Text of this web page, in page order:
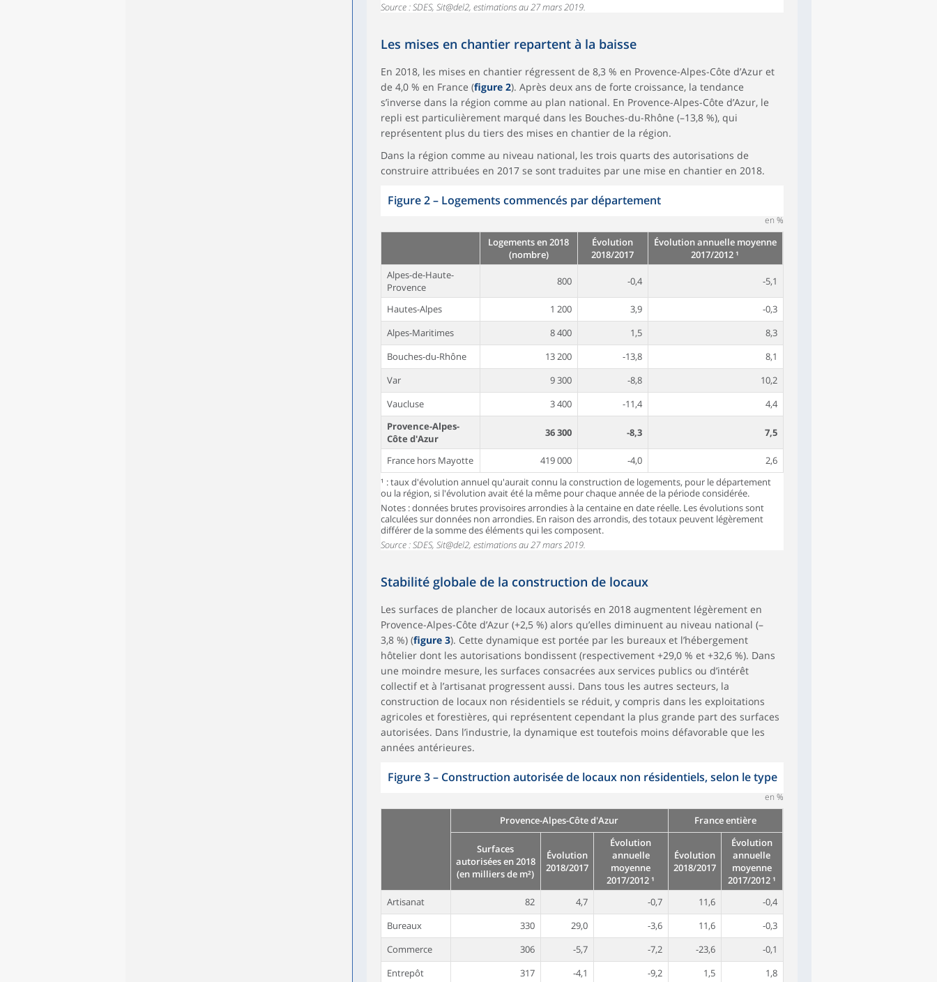
Source : SDES, Sit@del2, estimations au 27 mars 2019.
Les mises en chantier repartent à la baisse
En 2018, les mises en chantier régressent de 8,3 % en Provence-Alpes-Côte d’Azur et
de 4,0 % en France (figure 2). Après deux ans de forte croissance, la tendance
s’inverse dans la région comme au plan national. En Provence-Alpes-Côte d’Azur, le
repli est particulièrement marqué dans les Bouches-du-Rhône (–13,8 %), qui
représentent plus du tiers des mises en chantier de la région.
Dans la région comme au niveau national, les trois quarts des autorisations de
construire attribuées en 2017 se sont traduites par une mise en chantier en 2018.
Figure 2– Logements commencés par département
en %
Logements en 2018
(nombre)
Évolution
2018/2017
Évolution annuelle moyenne
2017/2012 ¹
Alpes-de-Haute-
Provence
800 -0,4 -5,1
Hautes-Alpes 1 200 3,9
-0,3
Alpes-Maritimes
8 400 1,5
8,3
Bouches-du-Rhône
13 200 -13,8
8,1
Var
9 300 -8,8
10,2
Vaucluse
3 400 -11,4
4,4
Provence-Alpes-
Côte d'Azur
36 300 -8,3 7,5
France hors Mayotte 419 000 -4,0
2,6
¹ : taux d'évolution annuel qu'aurait connu la construction de logements, pour le département
ou la région, si l'évolution avait été la même pour chaque année de la période considérée.
Notes : données brutes provisoires arrondies à la centaine en date réelle. Les évolutions sont
calculées sur données non arrondies. En raison des arrondis, des totaux peuvent légèrement
différer de la somme des éléments qui les composent.
Source : SDES, Sit@del2, estimations au 27 mars 2019.
Stabilité globale de la construction de locaux
Les surfaces de plancher de locaux autorisés en 2018 augmentent légèrement en
Provence-Alpes-Côte d’Azur (+2,5 %) alors qu’elles diminuent au niveau national (–
3,8 %) (figure 3). Cette dynamique est portée par les bureaux et l’hébergement
hôtelier dont les autorisations bondissent (respectivement +29,0 % et +32,6 %). Dans
une moindre mesure, les surfaces consacrées aux services publics ou d’intérêt
collectif et à l’artisanat progressent aussi. Dans tous les autres secteurs, la
construction de locaux non résidentiels se réduit, y compris dans les exploitations
agricoles et forestières, qui représentent cependant la plus grande part des surfaces
autorisées. Dans l’industrie, la dynamique est toutefois moins défavorable que les
années antérieures.
Figure 3– Construction autorisée de locaux non résidentiels, selon le type
en %
Provence-Alpes-Côte d'Azur France entière
Surfaces
autorisées en 2018
(en milliers de m²)
Évolution
2018/2017
Évolution
annuelle
moyenne
2017/2012 ¹
Évolution
2018/2017
Évolution
annuelle
moyenne
2017/2012 ¹
Artisanat
82 4,7 -0,7 11,6
-0,4
Bureaux
330 29,0 -3,6 11,6
-0,3
Commerce
306 -5,7 -7,2 -23,6
-0,1
Entrepôt
317 -4,1 -9,2 1,5 1,8